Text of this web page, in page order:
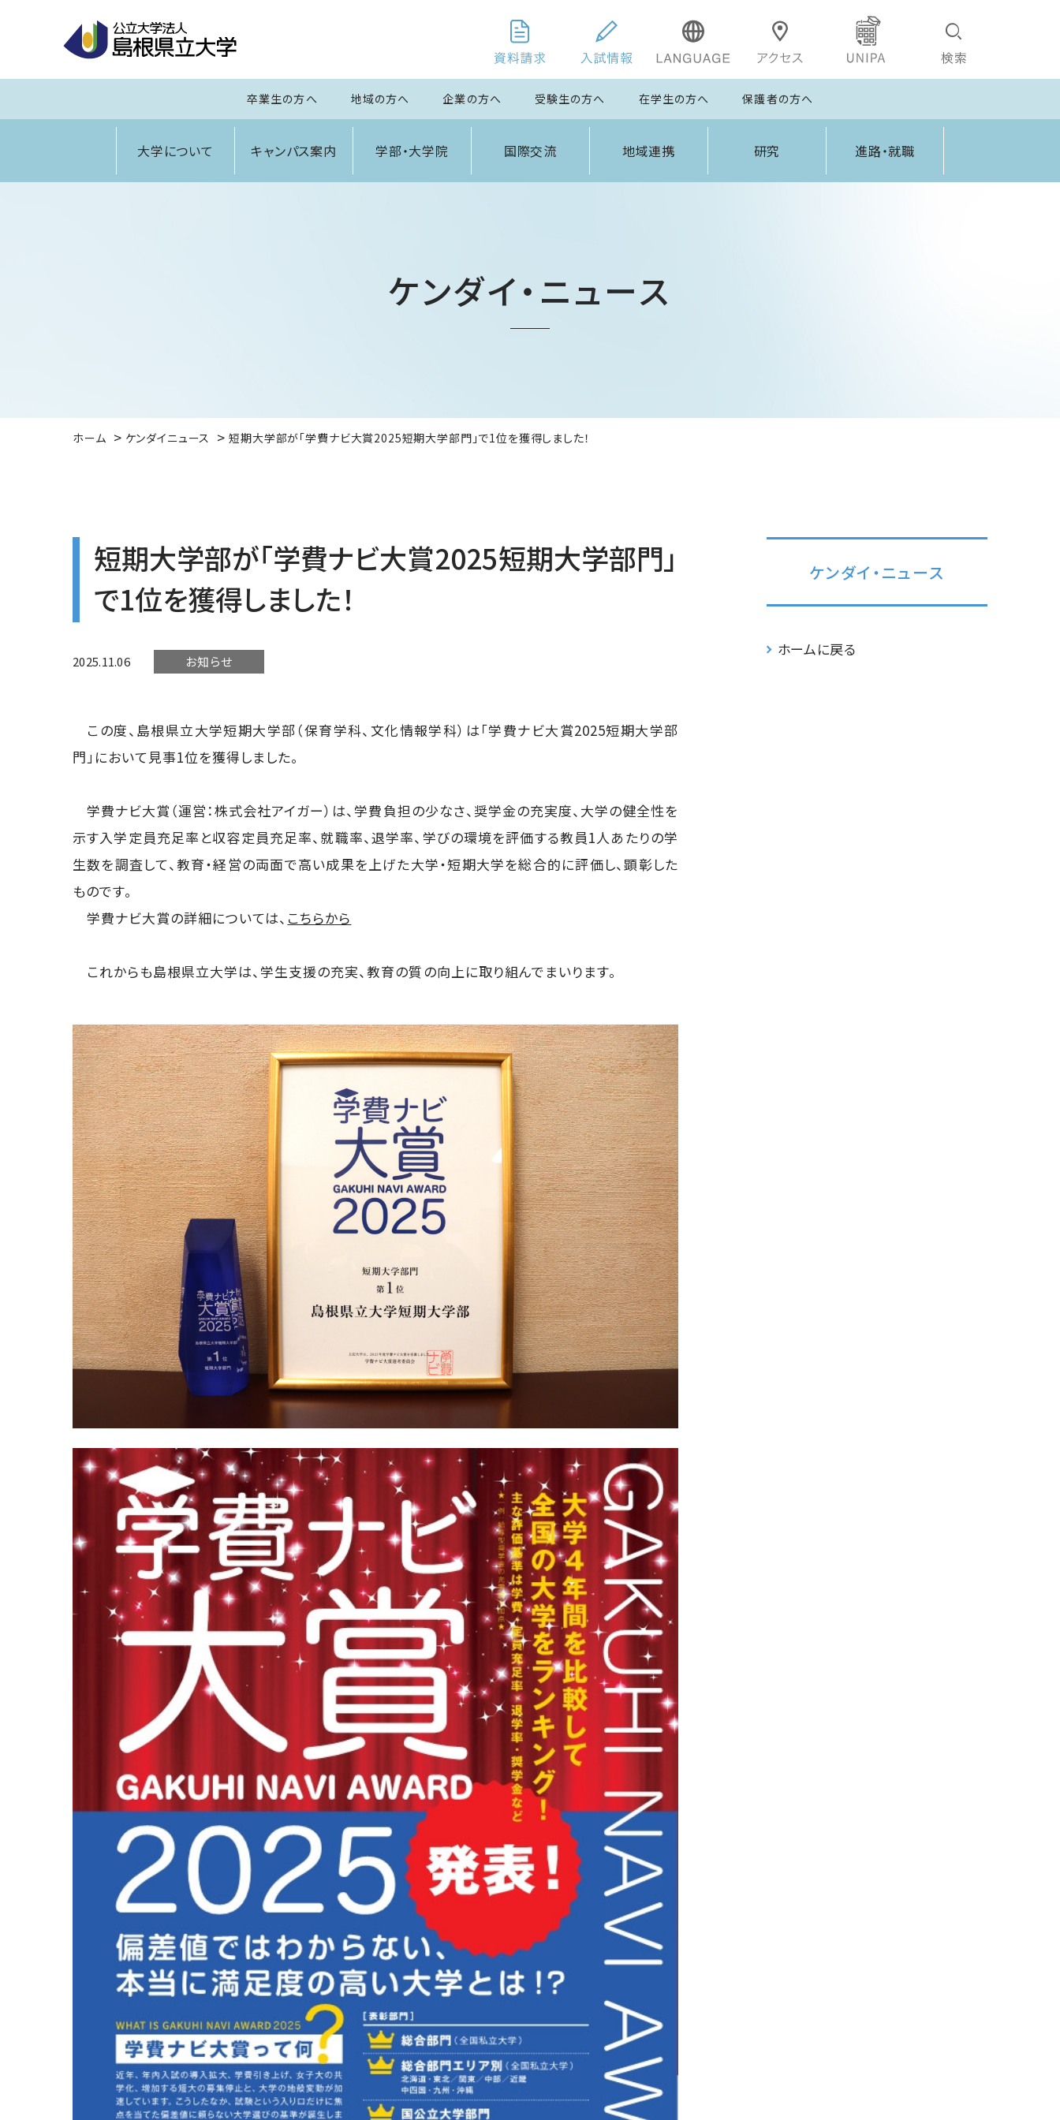
卒業生の方へ 地域の方へ 企業の方へ 受験生の方へ 在学生の方へ 保護者の方へ
大学について キャンパス案内 学部・大学院 国際交流 地域連携 研究 進路・就職
ケンダイ・ニュース
ホーム ケンダイニュース 短期大学部が「学費ナビ大賞2025短期大学部門」で1位を獲得しました！
短期大学部が「学費ナビ大賞2025短期大学部門」
で1位を獲得しました！
2025.11.06 お知らせ
この度、島根県立大学短期大学部（保育学科、文化情報学科）は「学費ナビ大賞2025短期大学部
門」において見事1位を獲得しました。
学費ナビ大賞（運営：株式会社アイガー）は、学費負担の少なさ、奨学金の充実度、大学の健全性を
示す入学定員充足率と収容定員充足率、就職率、退学率、学びの環境を評価する教員1人あたりの学
生数を調査して、教育・経営の両面で高い成果を上げた大学・短期大学を総合的に評価し、顕彰した
ものです。
学費ナビ大賞の詳細については、 こちらから
これからも島根県立大学は、学生支援の充実、教育の質の向上に取り組んでまいります。
ケンダイ・ニュース
ホームに戻る